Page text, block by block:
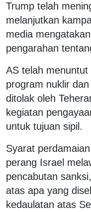
Trump telah
melanjutkan
media
pengarahan
AS telah
program nuklir
ditolak oleh
kegiatan
untuk tujuan sipil.
Syarat
perang Israel
pencabutan
atas apa yang
kedaulatan atas